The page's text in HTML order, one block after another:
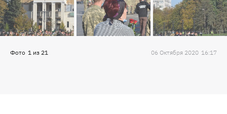
Фото 1 из 21 06 Октября 2020 16:17